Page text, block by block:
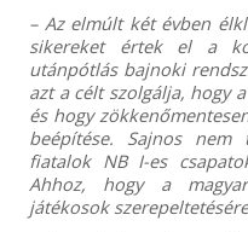
– Az elmúlt két évben
sikereket értek el a
utánpótlás bajnoki
azt a célt szolgálja, hogy
és hogy
beépítése. Sajnos
fiatalok NB I-es
Ahhoz, hogy a
játékosok